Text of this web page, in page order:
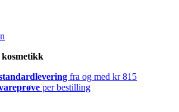
fra og med kr 815
per bestilling